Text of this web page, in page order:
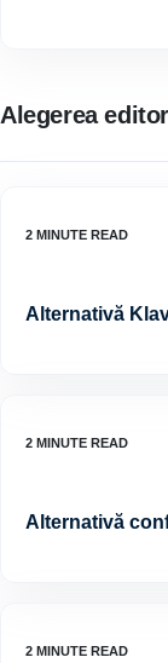
Alegerea
Alternativă
Alternativă